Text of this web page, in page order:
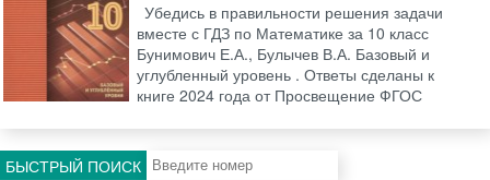
Убедись в правильности решения задачи
вместе с ГДЗ по Математике за 10 класс
Бунимович Е.А., Булычев В.А. Базовый и
углубленный уровень . Ответы сделаны к
книге 2024 года от Просвещение ФГОС
БЫСТРЫЙ ПОИСК